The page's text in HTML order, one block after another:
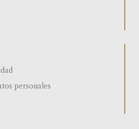
personales